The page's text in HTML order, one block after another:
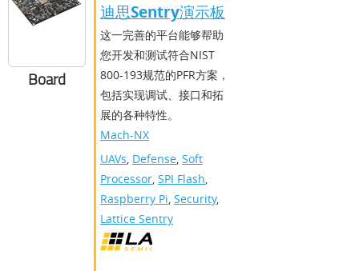
Board
迪思Sentry演示板
这一完善的平台能够帮助
您开发和测试符合NIST
800-193规范的PFR方案，
包括实现调试、接口和拓
展的各种特性。
Mach-NX
UAVs, Defense, Soft
Processor, SPI Flash,
Raspberry Pi, Security,
Lattice Sentry